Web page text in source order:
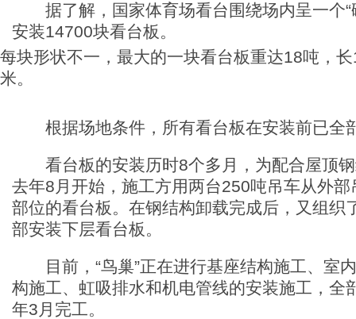
据了解，国家体育场看台围绕场内呈一个“
安装14700块看台板。
每块形状不一，最大的一块看台板重达18吨，
米。
根据场地条件，所有看台板在安装前已全
看台板的安装历时8个多月，为配合屋顶钢
去年8月开始，施工方用两台250吨吊车从外部
部位的看台板。在钢结构卸载完成后，又组织
部安装下层看台板。
目前，“鸟巢”正在进行基座结构施工、室
构施工、虹吸排水和机电管线的安装施工，全
年3月完工。